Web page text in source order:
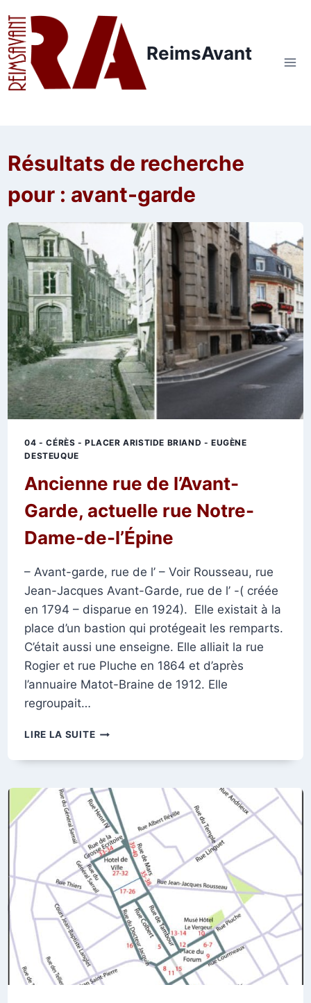
au
contenu
ReimsAvant
Résultats de recherche
pour : avant-garde
04 - CÉRÈS - PLACER ARISTIDE BRIAND - EUGÈNE
DESTEUQUE
Ancienne rue de l’Avant-
Garde, actuelle rue Notre-
Dame-de-l’Épine
– Avant-garde, rue de l’ – Voir Rousseau, rue
Jean-Jacques Avant-Garde, rue de l’ -( créée
en 1794 – disparue en 1924). Elle existait à la
place d’un bastion qui protégeait les remparts.
C’était aussi une enseigne. Elle alliait la rue
Rogier et rue Pluche en 1864 et d’après
l’annuaire Matot-Braine de 1912. Elle
regroupait…
LIRE LA SUITEANCIENNE
DE
GARDE,
ACTUELLE
RUE
NOTRE-
DAME-
DE-
L’ÉPINE